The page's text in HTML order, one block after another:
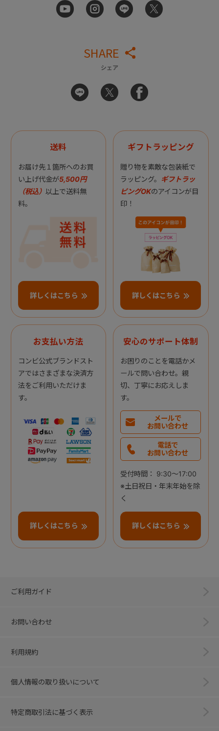
SHARE
シェア
送料
お届け先１箇所へのお買
い上げ代金が5,500円
（税込） 以上で送料無
料。
詳しくはこちら
ギフトラッピング
贈り物を素敵な包装紙で
ラッピング。 ギフトラッ
ピングOKのアイコンが目
印！
詳しくはこちら
お支払い方法
コンビ公式ブランドスト
アではさまざまな決済方
法をご利用いただけま
す。
詳しくはこちら
安心のサポート体制
お困りのことを電話かメ
ールで問い合わせ。親
切、丁寧にお応えしま
す。
メールで
お問い合わせ
電話で
お問い合わせ
受付時間： 9:30～17:00
※土日祝日・年末年始を除
く
詳しくはこちら
ご利用ガイド
お問い合わせ
利用規約
個人情報の取り扱いについて
特定商取引法に基づく表示